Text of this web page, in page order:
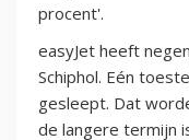
procent'.
easyJet heeft
Schiphol. Eén
gesleept. Dat
de langere termijn